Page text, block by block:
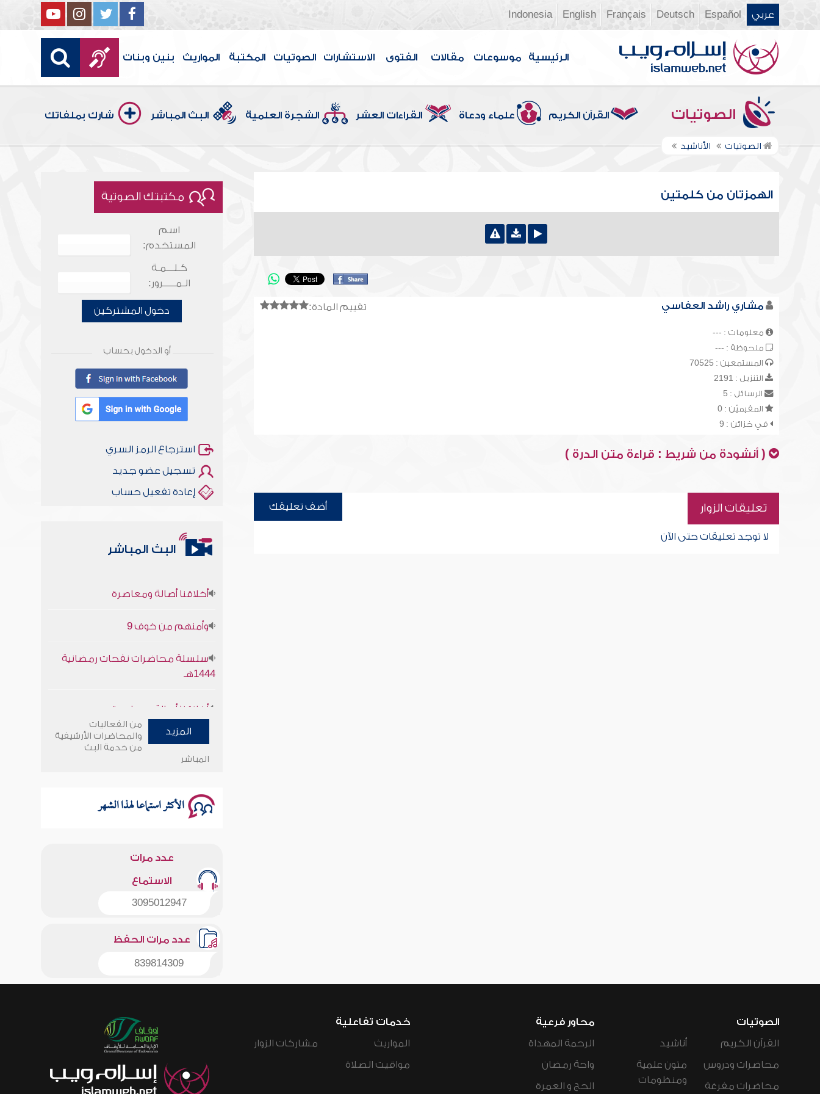
عربي Español
Deutsch
Français
English
Indonesia
الرئيسية موسوعات مقالات الفتوى الاستشارات الصوتيات المكتبة المواريث بنين وبنات
الصوتيات القرآن الكريم علماء ودعاة القراءات العشر الشجرة العلمية البث المباشر شارك بملفاتك
الصوتيات الأناشيد
الهمزتان من كلمتين
تقييم المادة: مشاري راشد العفاسي
معلومات : ---
ملحوظة : ---
المستمعين : 70525
التنزيل : 2191
الرسائل : 5
المقيميّن : 0
في خزائن : 9
( أنشودة من شريط : قراءة متن الدرة )
تعليقات الزوار أضف تعليقك
لا توجد تعليقات حتى الآن
مكتبتك الصوتية
اسم
المستخدم:
كـلـــمـة
الـمـــــرور:
دخول المشتركين
أو الدخول بحساب
استرجاع الرمز السري
تسجيل عضو جديد
إعادة تفعيل حساب
البث المباشر
1444هـ
وأمنهم من خوف 9
سلسلة محاضرات نفحات رمضانية
المزيد
من الفعاليات
والمحاضرات الأرشيفية
من خدمة البث
المباشر
الأكثر استماعا لهذا الشهر
عدد مرات
الاستماع
3095012947
عدد مرات الحفظ
839814309
الصوتيات
القرآن الكريم
محاضرات ودروس
محاضرات مفرغة
أناشيد
متون علمية
ومنظومات
محاور فرعية
الرحمة المهداة
واحة رمضان
الحج و العمرة
خدمات تفاعلية
المواريث
مواقيت الصلاة
مشاركات الزوار